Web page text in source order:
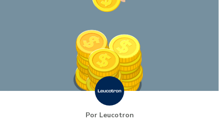
Por Leucotron